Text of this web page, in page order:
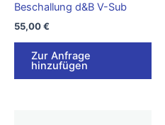
Beschallung d&B V-Sub
55,00€
Zur Anfrage
hinzufügen